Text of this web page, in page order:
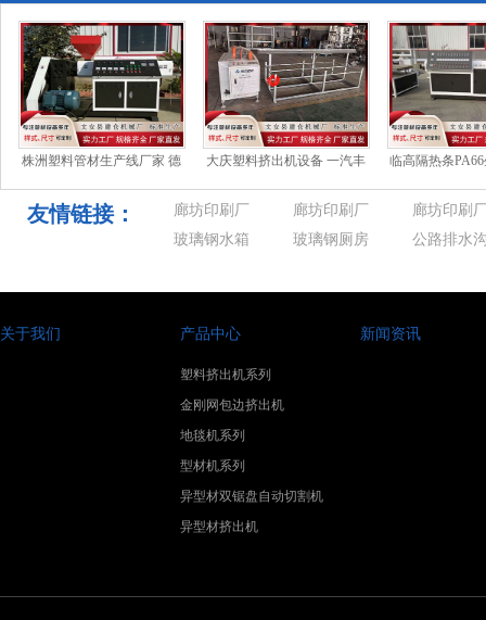
株洲塑料管材生产线厂家 德
大庆塑料挤出机设备 一汽丰
直销价9
临高隔热条
未能
友情链接： 廊坊印刷厂 廊坊印刷厂
廊坊印刷
玻璃钢水箱
玻璃钢厕房 公路排水
关于我们 产品中心
塑料挤出机系列
金刚网包边挤出机
地毯机系列
型材机系列
异型材双锯盘自动切割机
异型材挤出机
新闻资讯